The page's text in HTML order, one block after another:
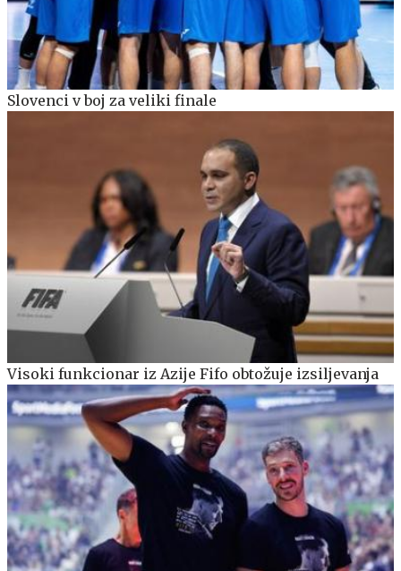
Slovenci v boj za veliki finale
Visoki funkcionar iz Azije Fifo obtožuje izsiljevanja